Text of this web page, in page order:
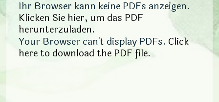
Ihr Browser kann keine PDFs anzeigen.
Klicken Sie hier, um das PDF
herunterzuladen.
Your Browser can't display PDFs. Click
here to download the PDF file.